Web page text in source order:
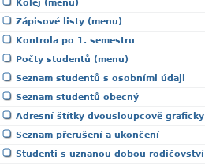
Kolej (menu)
Zápisové listy (menu)
Kontrola po 1. semestru
Počty studentů (menu)
Seznam studentů s osobními údaji
Seznam studentů obecný
Adresní štítky dvousloupcově graficky
Seznam přerušení a ukončení
Studenti s uznanou dobou rodičovství